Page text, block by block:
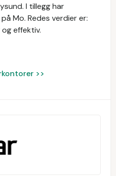
I tillegg har
Mo. Redes verdier er:
effektiv.
>>